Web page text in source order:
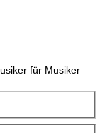
für Musiker